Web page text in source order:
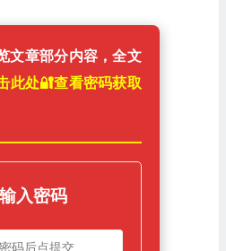
文章部分内容，全文
此处🔐️查看密码获取
入密码